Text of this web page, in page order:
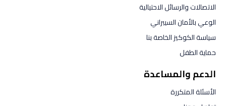
الاتصالات والرسائل الاحتيالية
الوعي بالأمان السيبراني
سياسة الكوكيز الخاصة بنا
حماية الطفل
الدعم والمساعدة
الأسئلة المتكررة